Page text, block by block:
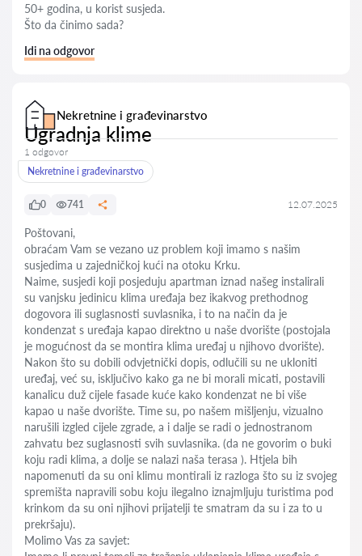
50+ godina, u korist susjeda.
Što da činimo sada?
Idi na odgovor
Nekretnine i građevinarstvo
Ugradnja klime
1 odgovor
Nekretnine i građevinarstvo
0 741 12.07.2025
Poštovani,
obraćam Vam se vezano uz problem koji imamo s našim
susjedima u zajedničkoj kući na otoku Krku.
Naime, susjedi koji posjeduju apartman iznad našeg instalirali
su vanjsku jedinicu klima uređaja bez ikakvog prethodnog
dogovora ili suglasnosti suvlasnika, i to na način da je
kondenzat s uređaja kapao direktno u naše dvorište (postojala
je mogućnost da se montira klima uređaj u njihovo dvorište).
Nakon što su dobili odvjetnički dopis, odlučili su ne ukloniti
uređaj, već su, isključivo kako ga ne bi morali micati, postavili
kanalicu duž cijele fasade kuće kako kondenzat ne bi više
kapao u naše dvorište. Time su, po našem mišljenju, vizualno
narušili izgled cijele zgrade, a i dalje se radi o jednostranom
zahvatu bez suglasnosti svih suvlasnika. (da ne govorim o buki
koju radi klima, a dolje se nalazi naša terasa ). Htjela bih
napomenuti da su oni klimu montirali iz razloga što su iz svojeg
spremišta napravili sobu koju ilegalno iznajmljuju turistima pod
krinkom da su oni njihovi prijatelji te smatram da su i za to u
prekršaju).
Molimo Vas za savjet: